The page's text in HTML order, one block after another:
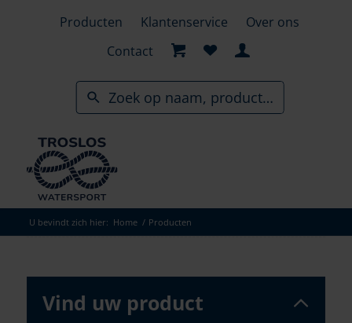
Producten Klantenservice
Over ons
Contact
U bevindt zich hier: Home / Producten
Vind uw product